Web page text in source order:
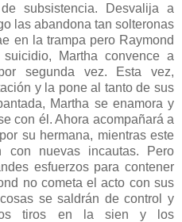
subsistencia. Desvalija a
las abandona tan solteronas
en la trampa pero Raymond
Martha convence a
segunda vez. Esta vez,
y la pone al tanto de sus
Martha se enamora y
con él. Ahora acompañará a
su hermana, mientras este
con nuevas incautas. Pero
esfuerzos para contener
no cometa el acto con sus
se saldrán de control y
los tiros en la sien y los